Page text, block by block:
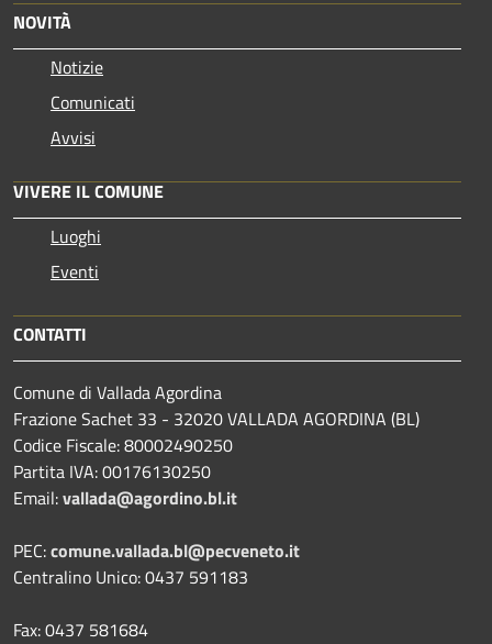
NOVITÀ
Notizie
Comunicati
Avvisi
VIVERE IL COMUNE
Luoghi
Eventi
CONTATTI
Comune di Vallada Agordina
Frazione Sachet 33 - 32020 VALLADA AGORDINA (BL)
Codice Fiscale: 80002490250
Partita IVA: 00176130250
Email:vallada@agordino.bl.it
PEC:comune.vallada.bl@pecveneto.it
Centralino Unico: 0437 591183
Fax: 0437 581684